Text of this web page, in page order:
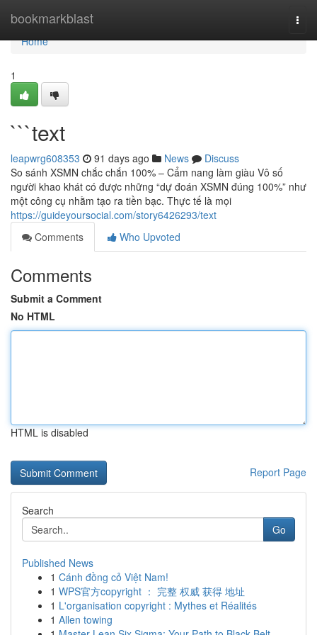
bookmarkblast
Home
Home
1
```text
leapwrg608353 91 days ago News
Discuss
So sánh XSMN chắc chắn 100% – Cẩm nang làm giàu Vô số
người khao khát có được những “dự đoán XSMN đúng 100%” như
một công cụ nhằm tạo ra tiền bạc. Thực tế là mọi
https://guideyoursocial.com/story6426293/text
Comments
Who Upvoted
Comments
Submit a Comment
No HTML
HTML is disabled
Report Page
Search
Go
Published News
1 Cánh đồng cỏ Việt Nam!
1 WPS官方copyright ： 完整 权威 获得 地址
1 L'organisation copyright : Mythes et Réalités
1 Allen towing